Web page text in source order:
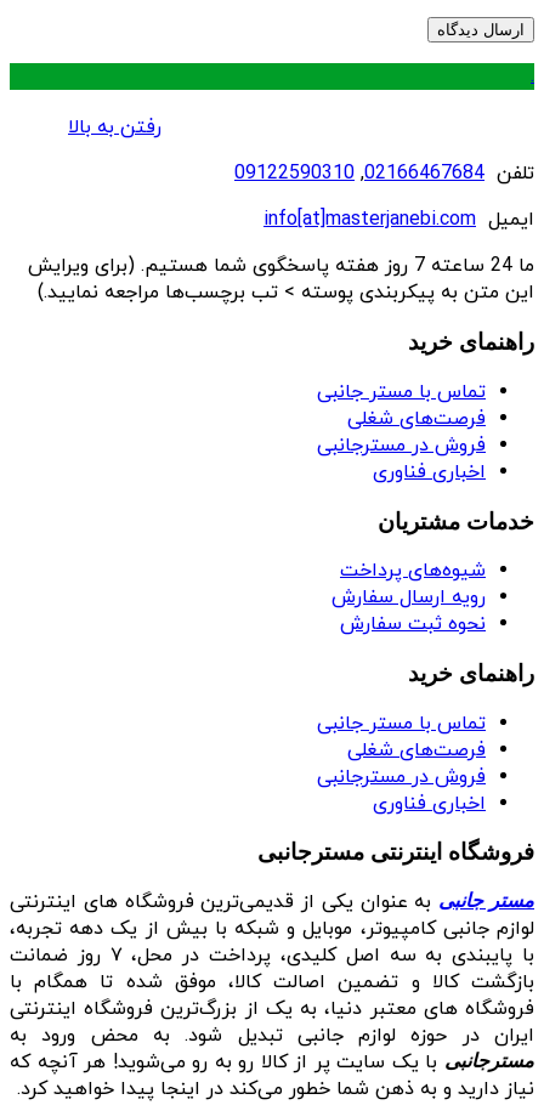
.
رفتن به بالا
تلفن 02166467684
,
09122590310
ایمیل info[at]masterjanebi.com
ما 24 ساعته 7 روز هفته پاسخگوی شما هستیم. (برای ویرایش
این متن به پیکربندی پوسته > تب برچسب‌ها مراجعه نمایید.)
راهنمای خرید
تماس با مستر جانبی
فرصت‌های شغلی
فروش در مسترجانبی
اخباری فناوری
خدمات مشتریان
شیوه‌های پرداخت
رویه ارسال سفارش
نحوه ثبت سفارش
راهنمای خرید
تماس با مستر جانبی
فرصت‌های شغلی
فروش در مسترجانبی
اخباری فناوری
فروشگاه اینترنتی مسترجانبی
مستر جانبی به عنوان یکی از قدیمی‌ترین فروشگاه های اینترنتی
لوازم جانبی کامپیوتر، موبایل و شبکه با بیش از یک دهه تجربه،
با پایبندی به سه اصل کلیدی، پرداخت در محل، ۷ روز ضمانت
بازگشت کالا و تضمین اصالت کالا، موفق شده تا همگام با
فروشگاه‌ های معتبر دنیا، به یک از بزرگ‌ترین فروشگاه اینترنتی
ایران در حوزه لوازم جانبی تبدیل شود. به محض ورود به
مسترجانبی با یک سایت پر از کالا رو به رو می‌شوید! هر آنچه که
نیاز دارید و به ذهن شما خطور می‌کند در اینجا پیدا خواهید کرد.